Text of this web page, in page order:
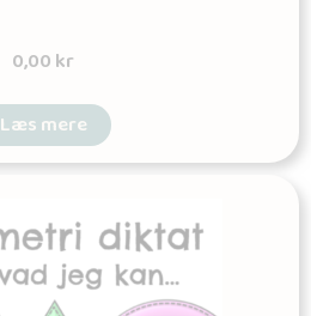
0,00kr
Læs mere